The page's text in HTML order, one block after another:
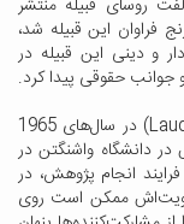
روسای قبیله منتشر
فراوان این قبیله شد،
و دینی این قبیله در
جوانب حقوقی پیدا کرد.
لاود هامفیرز (Laud Humphreys) در سال‌های 1965
در دانشگاه واشنگتن در
انجام پژوهش، در
هویت‌اش ممکن است روی